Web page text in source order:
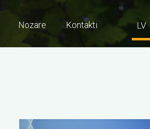
Nozare Kontakti LV
Attēls
Attēls